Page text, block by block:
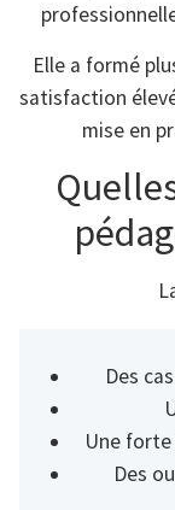
Elle a formé
satisfaction
mise en
Des
Une
Des